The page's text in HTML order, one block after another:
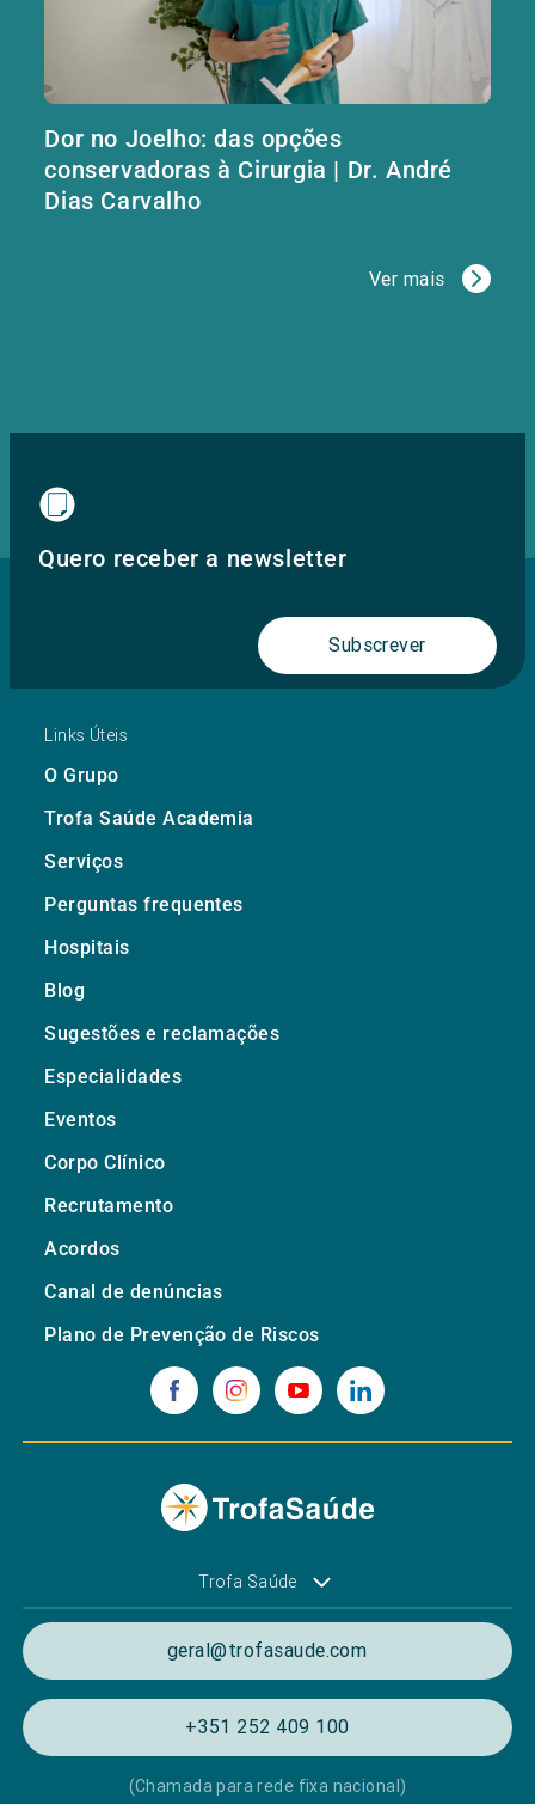
Dor no Joelho: das opções
conservadoras à Cirurgia | Dr. André
Dias Carvalho
Ver mais
Quero receber a newsletter
Subscrever
Links Úteis
O Grupo
Trofa Saúde Academia
Serviços
Perguntas frequentes
Hospitais
Blog
Sugestões e reclamações
Especialidades
Eventos
Corpo Clínico
Recrutamento
Acordos
Canal de denúncias
Plano de Prevenção de Riscos
Trofa Saúde
geral@trofasaude.com
+351 252 409 100
(Chamada para rede fixa nacional)